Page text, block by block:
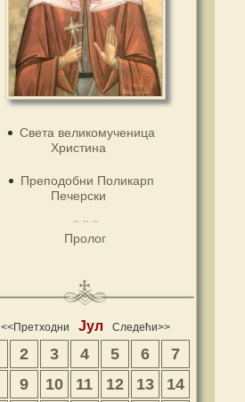
Света великомученица
Христина
Преподобни Поликарп
Печерски
Пролог
<<Претходни Јул Следећи>>
2 3 4 5 6
7
9 10 11 12 13
14